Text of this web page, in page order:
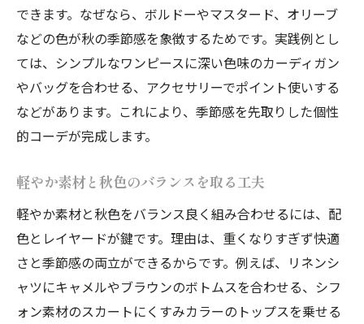
できます。なぜなら、ボルドーやマスタード、オリーブ
などの色が秋の季節感を象徴するためです。実践例とし
ては、シンプルなワンピースに深い色味のカーディガン
やバッグを合わせる、アクセサリーでポイント使いする
などがあります。これにより、季節感を先取りした個性
的コーデが完成します。
軽やか素材と秋色のバランスを取る工夫
軽やか素材と秋色をバランス良く組み合わせるには、配
色とレイヤードが鍵です。理由は、重くなりすぎず快適
さと季節感の両立ができるからです。例えば、リネンシ
ャツにキャメルやブラウンのボトムスを合わせる、シフ
ォン素材のスカートにくすみカラーのトップスを乗せる